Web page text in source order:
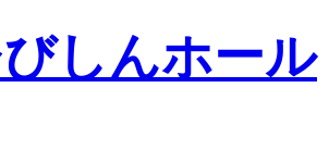
しんホール